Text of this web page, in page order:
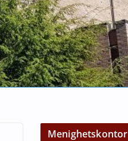
Menighetskontor